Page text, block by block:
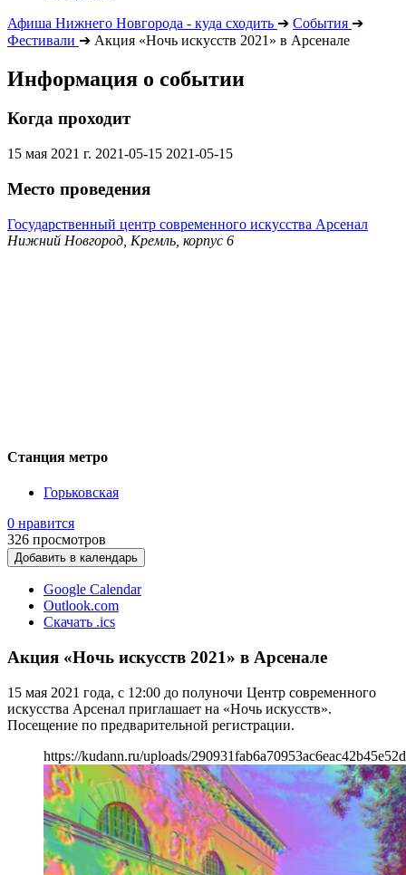
Афиша Нижнего Новгорода - куда сходить ➔ События ➔
Фестивали ➔ Акция «Ночь искусств 2021» в Арсенале
Информация о событии
Когда проходит
15 мая 2021 г. 2021-05-15 2021-05-15
Место проведения
Государственный центр современного искусства Арсенал
Нижний Новгород, Кремль, корпус 6
Станция метро
Горьковская
0 нравится
326 просмотров
Добавить в календарь
Google Calendar
Outlook.com
Скачать .ics
Акция «Ночь искусств 2021» в Арсенале
15 мая 2021 года, с 12:00 до полуночи Центр современного
искусства Арсенал приглашает на «Ночь искусств».
Посещение по предварительной регистрации.
https://kudann.ru/uploads/